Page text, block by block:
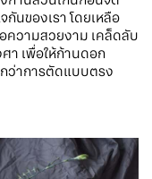
นของเรา โดยเหลือ
ความสวยงาม เคล็ดลับ
า เพื่อให้ก้านดอก
ว่าการตัดแบบตรง